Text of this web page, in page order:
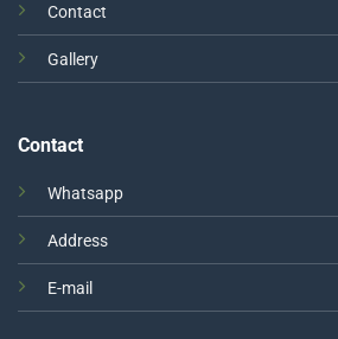
Contact
Gallery
Contact
Whatsapp
Address
E-mail